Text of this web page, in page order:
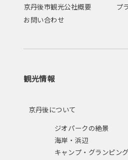
京丹後市観光公社概要 プ
お問い合わせ
観光情報
京丹後について
ジオパークの絶景
海岸・浜辺
キャンプ・グランピング